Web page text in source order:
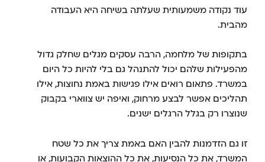
עוד נקודה משמעותית שעלתה בשיחה היא העבודה
מהבית.
בתקופות של מלחמה, הרבה עסקים מגלים שחלק גדול
מהפעילות שלהם יכול להתנהל גם בלי להיות כל היום
במשרד. פתאום רואים אילו פגישות באמת נחוצות, אילו
תהליכים אפשר לבצע מרחוק, ואיפה יש צווארי בקבוק
שנוצרו רק בגלל הרגלים ישנים.
זו גם הזדמנות להבין האם באמת צריך את כל שטח
המשרד, את כל הנסיעות, את כל ההוצאות הקבועות, או